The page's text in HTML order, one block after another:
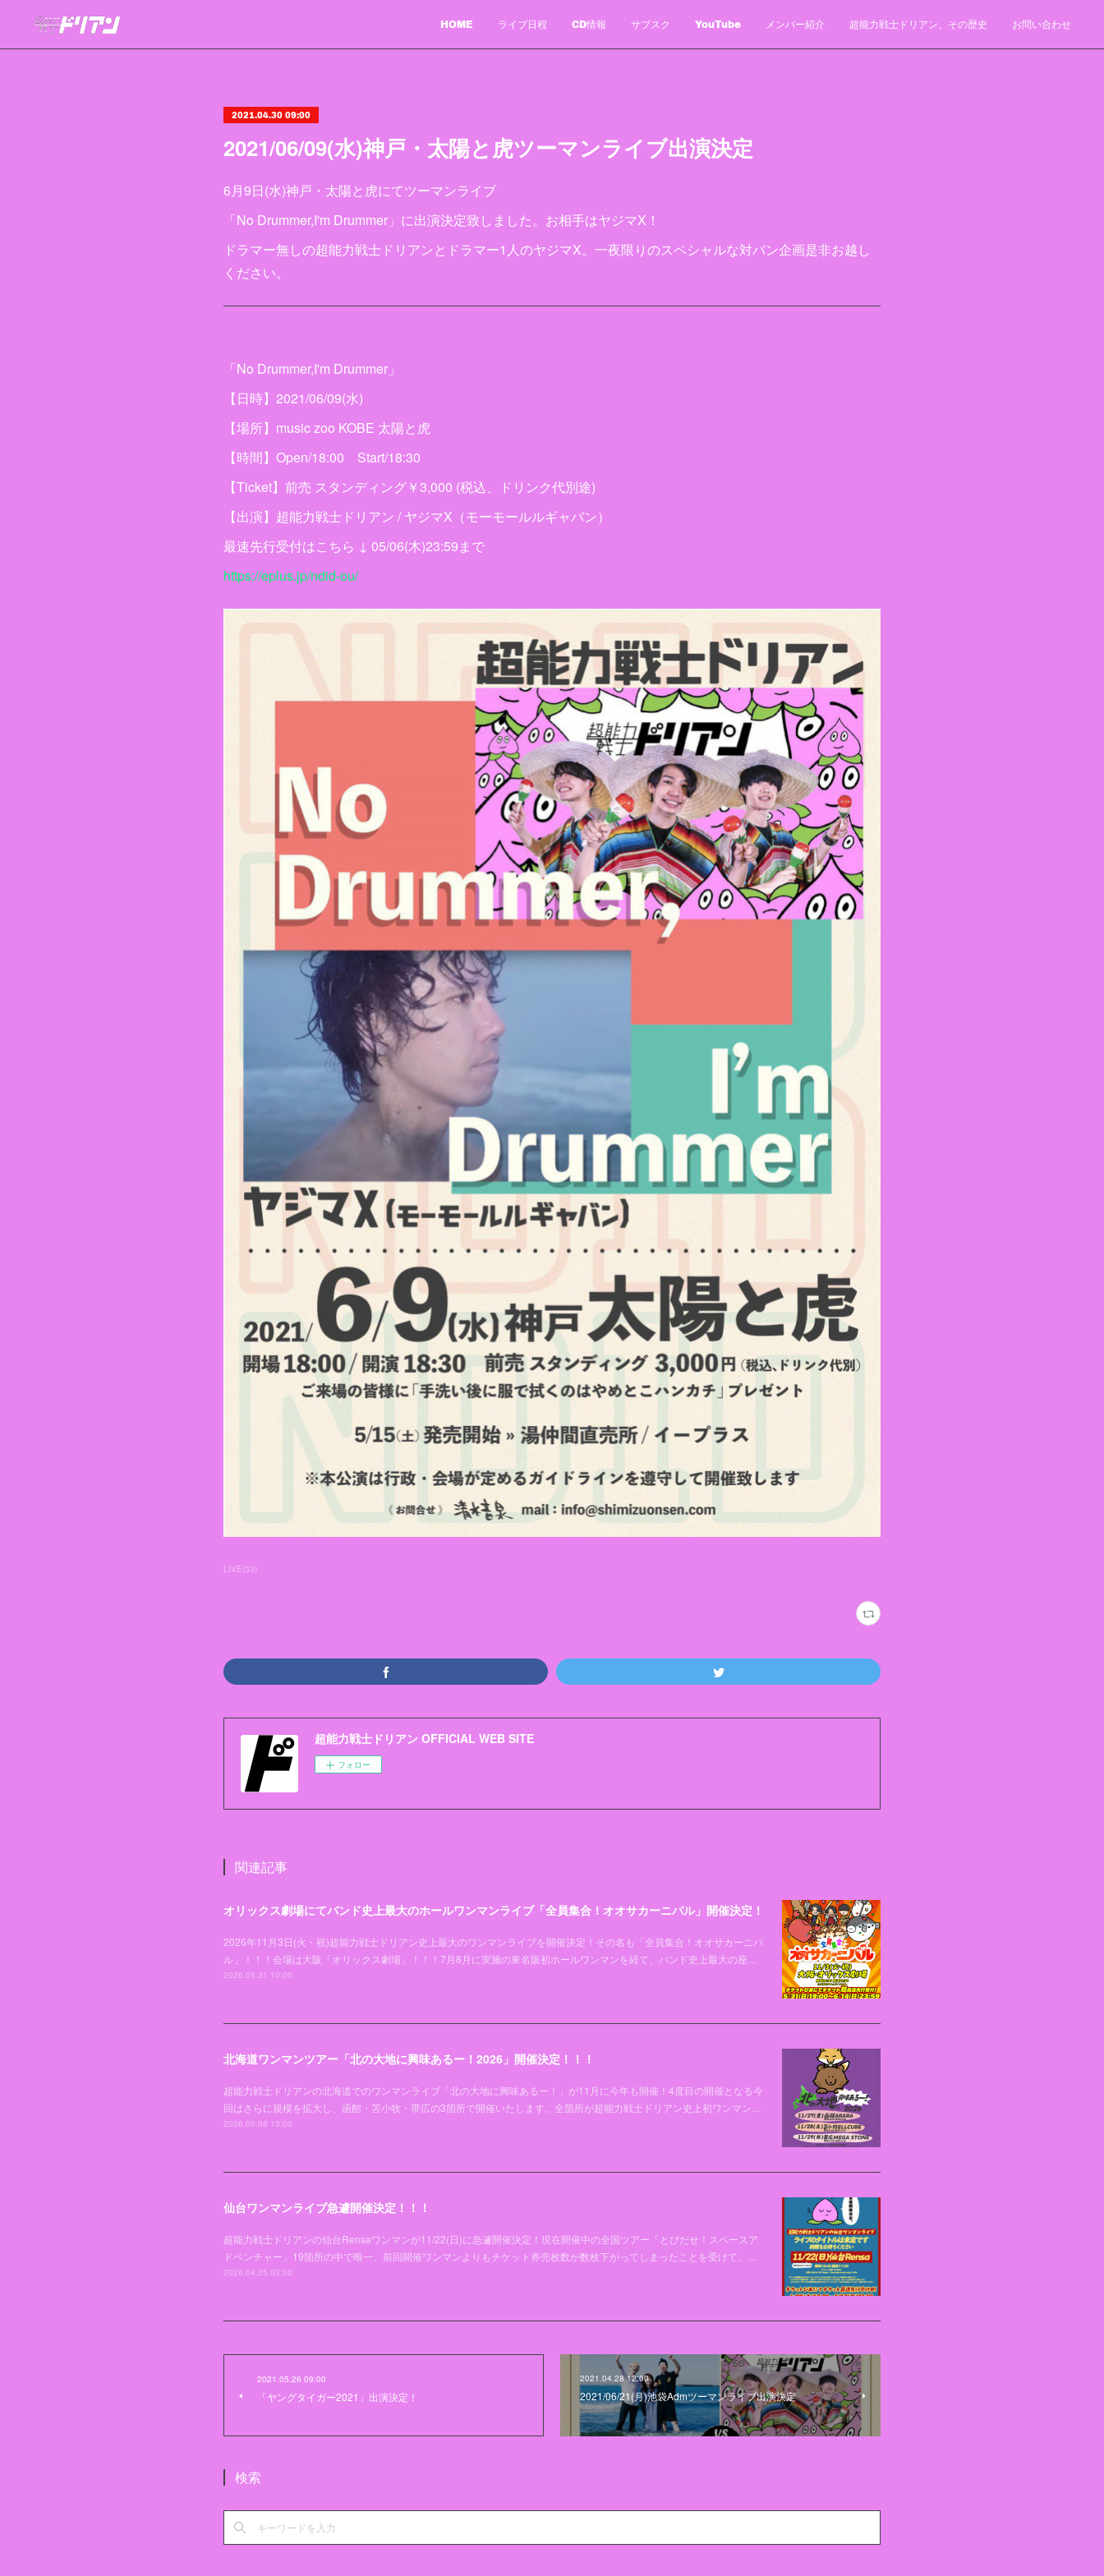
HOME ライブ日程 CD情報 サブスク YouTube メンバー紹介 超能力戦士ドリアン、その歴史 お問い合わせ
2021.04.30 09:00
2021/06/09(水)神戸・太陽と虎ツーマンライブ出演決定
6月9日(水)神戸・太陽と虎にてツーマンライブ
「No Drummer,I'm Drummer」に出演決定致しました。お相手はヤジマX！
ドラマー無しの超能力戦士ドリアンとドラマー1人のヤジマX。一夜限りのスペシャルな対バン企画是非お越し
ください。
「No Drummer,I'm Drummer」
【日時】2021/06/09(水)
【場所】music zoo KOBE 太陽と虎
【時間】Open/18:00 Start/18:30
【Ticket】前売 スタンディング￥3,000 (税込、ドリンク代別途)
【出演】超能力戦士ドリアン / ヤジマX（モーモールルギャバン）
最速先行受付はこちら ↓ 05/06(木)23:59まで
https://eplus.jp/ndid-ou/
LIVE(33)
超能力戦士ドリアン OFFICIAL WEB SITE
フォロー
関連記事
オリックス劇場にてバンド史上最大のホールワンマンライブ「全員集合！オオサカーニバル」開催決定！
2026年11月3日(火・祝)超能力戦士ドリアン史上最大のワンマンライブを開催決定！その名も「全員集合！オオサカーニバ
ル」！！！会場は大阪「オリックス劇場」！！！7月8月に実施の東名阪初ホールワンマンを経て、バンド史上最大の座…
2026.05.31 10:00
北海道ワンマンツアー「北の大地に興味あるー！2026」開催決定！！！
超能力戦士ドリアンの北海道でのワンマンライブ「北の大地に興味あるー！」が11月に今年も開催！4度目の開催となる今
回はさらに規模を拡大し、函館・苫小牧・帯広の3箇所で開催いたします。全箇所が超能力戦士ドリアン史上初ワンマン…
2026.05.08 13:00
仙台ワンマンライブ急遽開催決定！！！
超能力戦士ドリアンの仙台Rensaワンマンが11/22(日)に急遽開催決定！現在開催中の全国ツアー「とびだせ！スペースア
ドベンチャー」19箇所の中で唯一、前回開催ワンマンよりもチケット券売枚数が数枚下がってしまったことを受けて、…
2026.04.25 03:00
2021.05.26 09:00
「ヤングタイガー2021」出演決定！
2021.04.28 12:00
2021/06/21(月)池袋Admツーマンライブ出演決定
検索